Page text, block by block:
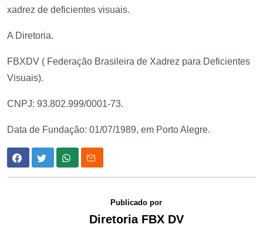
xadrez de deficientes visuais.
A Diretoria.
FBXDV ( Federação Brasileira de Xadrez para Deficientes
Visuais).
CNPJ: 93.802.999/0001-73.
Data de Fundação: 01/07/1989, em Porto Alegre.
Publicado por
Diretoria FBX DV